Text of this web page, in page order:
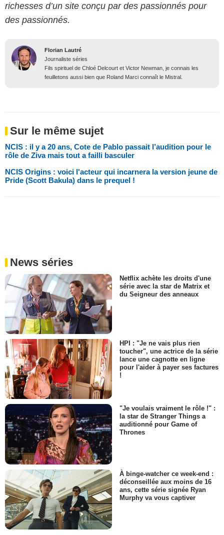
richesses d’un site conçu par des passionnés pour
des passionnés.
Florian Lautré
Journaliste séries
Fils spirituel de Chloé Delcourt et Victor Newman, je connais les
feuilletons aussi bien que Roland Marci connaît le Mistral.
Sur le même sujet
NCIS : il y a 20 ans, Cote de Pablo passait l’audition pour le
rôle de Ziva mais tout a failli basculer
NCIS Origins : voici l'acteur qui incarnera la version jeune de
Pride (Scott Bakula) dans le prequel !
News séries
Netflix achète les droits d'une
série avec la star de Matrix et
du Seigneur des anneaux
HPI : "Je ne vais plus rien
toucher", une actrice de la série
lance une cagnotte en ligne
pour l'aider à payer ses factures
!
"Je voulais vraiment le rôle !" :
la star de Stranger Things a
auditionné pour Game of
Thrones
À binge-watcher ce week-end :
déconseillée aux moins de 16
ans, cette série signée Ryan
Murphy va vous captiver